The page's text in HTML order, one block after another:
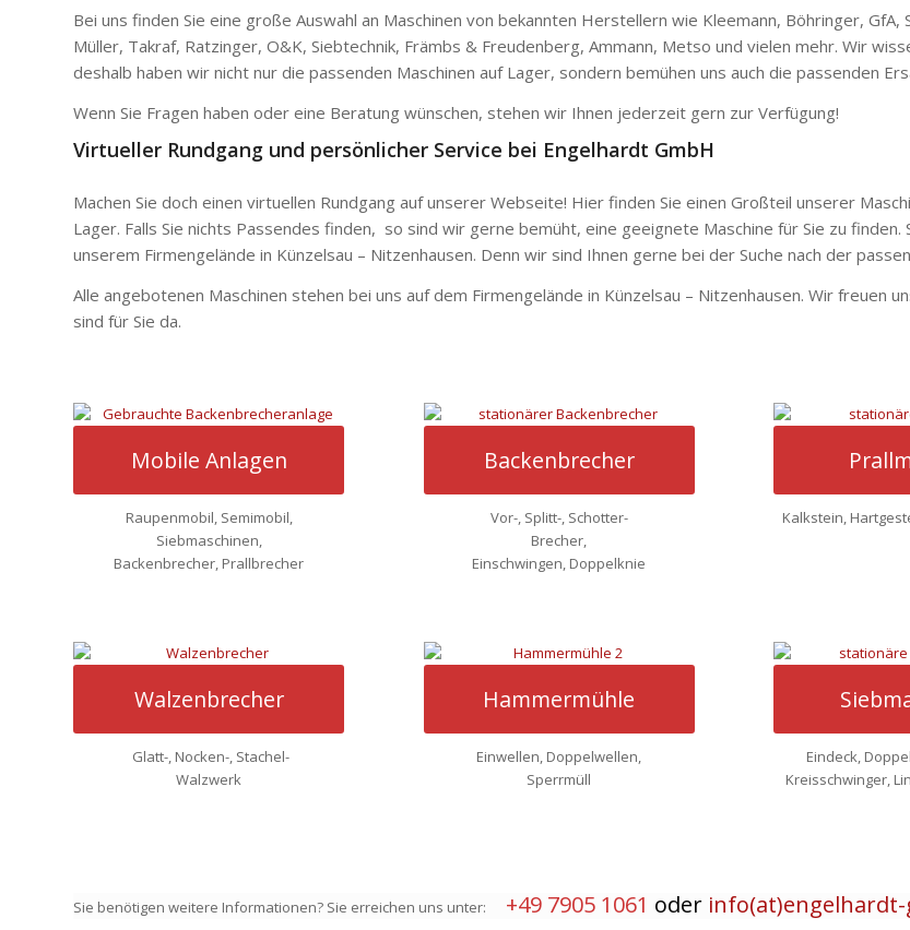
Bei uns finden Sie eine große Auswahl an Maschinen von bekannten Herstellern wie Kleemann, Böhringer,
Müller, Takraf, Ratzinger, O&K, Siebtechnik, Främbs & Freudenberg, Ammann, Metso und vielen mehr. Wir
deshalb haben wir nicht nur die passenden Maschinen auf Lager, sondern bemühen uns auch die passenden
Wenn Sie Fragen haben oder eine Beratung wünschen, stehen wir Ihnen jederzeit gern zur Verfügung!
Virtueller Rundgang und persönlicher Service bei Engelhardt GmbH
Machen Sie doch einen virtuellen Rundgang auf unserer Webseite! Hier finden Sie einen Großteil unserer
Lager. Falls Sie nichts Passendes finden, so sind wir gerne bemüht, eine geeignete Maschine für Sie zu finden.
unserem Firmengelände in Künzelsau – Nitzenhausen. Denn wir sind Ihnen gerne bei der Suche nach der
Alle angebotenen Maschinen stehen bei uns auf dem Firmengelände in Künzelsau – Nitzenhausen. Wir freuen
sind für Sie da.
Mobile Anlagen
Raupenmobil, Semimobil,
Siebmaschinen,
Backenbrecher, Prallbrecher
Backenbrecher
Vor-, Splitt-, Schotter-
Brecher,
Einschwingen, Doppelknie
Kalkstein,
Walzenbrecher
Glatt-, Nocken-, Stachel-
Walzwerk
Hammermühle
Einwellen, Doppelwellen,
Sperrmüll
Eindeck,
Kreisschwinger,
Sie benötigen weitere Informationen? Sie erreichen uns unter: +49 7905 1061 oder